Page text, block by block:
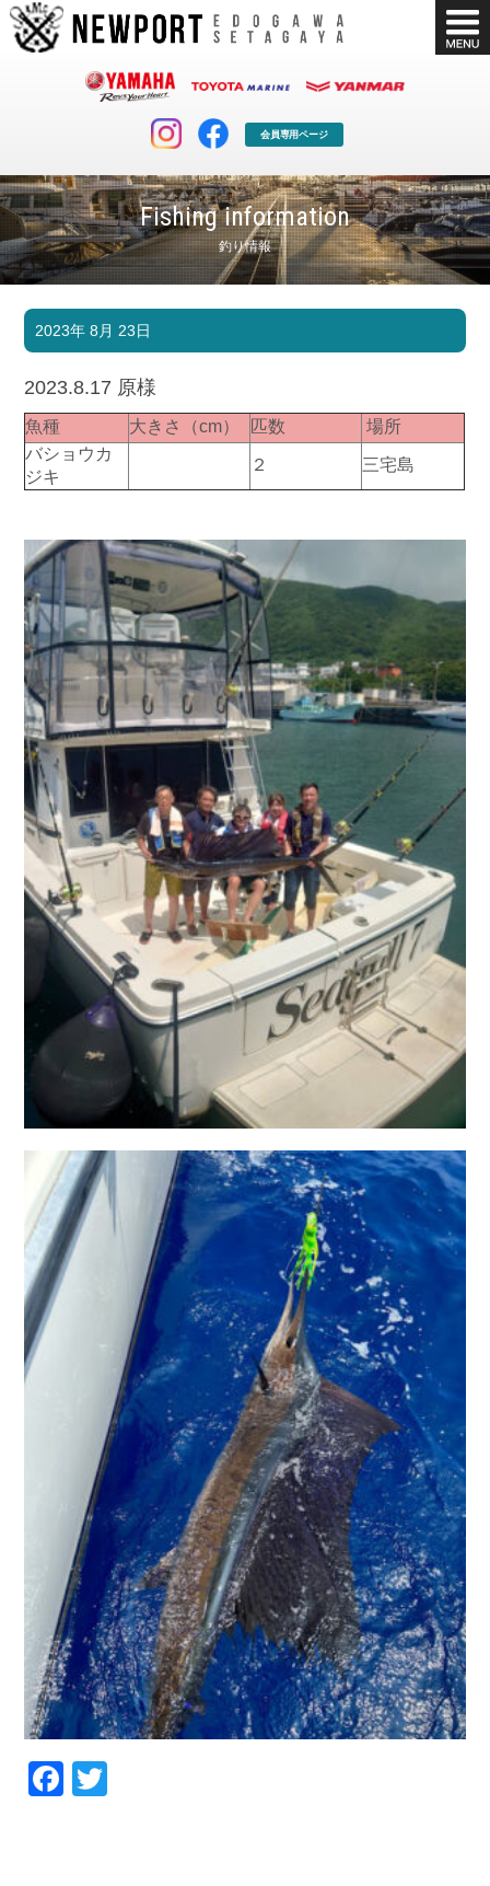
会員専用ページ
Fishing information
釣り情報
マリンクラブ
マリンライフを堪能したい！
ボート販売
ボート免許
長年の実績と信頼！
店舗情報 公式ブログ
Blog
採用情報
Recruit
リンク集
2023年 8月 23日
2023.8.17 原様
魚種 大きさ（cm） 匹数
場所
バショウカ
ジキ
２ 三宅島
Facebook